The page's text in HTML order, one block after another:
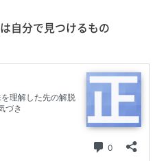
は自分で見つけるもの